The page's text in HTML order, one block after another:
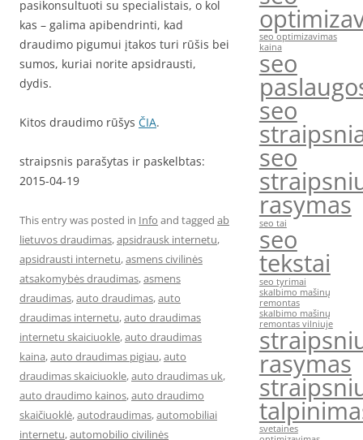
pasikonsultuoti su specialistais, o kol
kas – galima apibendrinti, kad
draudimo pigumui įtakos turi rūšis bei
sumos, kuriai norite apsidrausti,
dydis.
Kitos draudimo rūšys ČIA.
straipsnis parašytas ir paskelbtas:
2015-04-19
This entry was posted in Info and tagged ab
lietuvos draudimas,apsidrausk internetu,
apsidrausti internetu,asmens civilinės
atsakomybės draudimas,asmens
draudimas,auto draudimas,auto
draudimas internetu,auto draudimas
internetu skaiciuokle,auto draudimas
kaina,auto draudimas pigiau,auto
draudimas skaiciuokle,auto draudimas uk,
auto draudimo kainos,auto draudimo
skaičiuoklė,autodraudimas,automobiliai
internetu,automobilio civilinės
seo optimizavimas
kaina
seo
seo
seo
rasymas
seo tai
seo
tekstai
seo tyrimai
skalbimo mašinų
remontas
skalbimo mašinų
remontas vilniuje
rasymas
svetaines